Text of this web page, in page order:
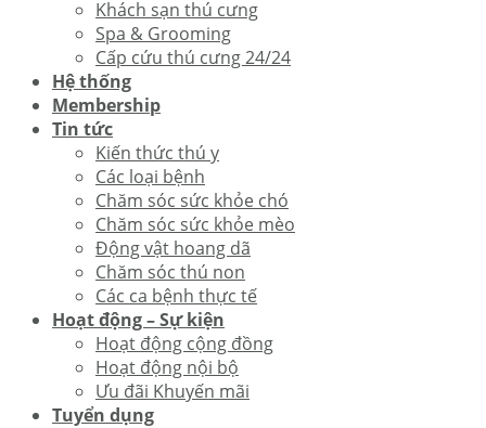
Khách sạn thú cưng
Spa & Grooming
Cấp cứu thú cưng 24/24
Hệ thống
Membership
Tin tức
Kiến thức thú y
Các loại bệnh
Chăm sóc sức khỏe chó
Chăm sóc sức khỏe mèo
Động vật hoang dã
Chăm sóc thú non
Các ca bệnh thực tế
Hoạt động – Sự kiện
Hoạt động cộng đồng
Hoạt động nội bộ
Ưu đãi Khuyến mãi
Tuyển dụng